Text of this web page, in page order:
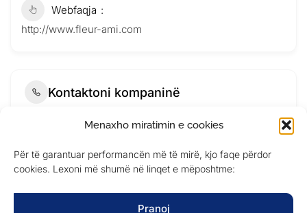
Menaxho miratimin e cookies
Për të garantuar performancën më të mirë, kjo faqe përdor
cookies. Lexoni më shumë në linqet e mëposhtme:
Pranoj
Webfaqja
http://www.fleur-ami.com
Kontaktoni kompaninë